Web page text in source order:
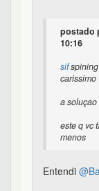
postado
10:16
sif
carissimo
a
este q vc
menos
Entendi